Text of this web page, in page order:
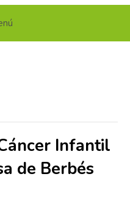
Infantil
de Berbés